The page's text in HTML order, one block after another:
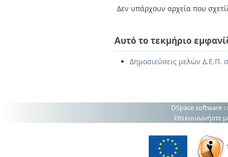
Δεν υπάρχουν αρχεία που
Αυτό το τεκμήριο
Δημοσιεύσεις μελών Δ.Ε.Π.
DSpace software
Επικοινωνήστε